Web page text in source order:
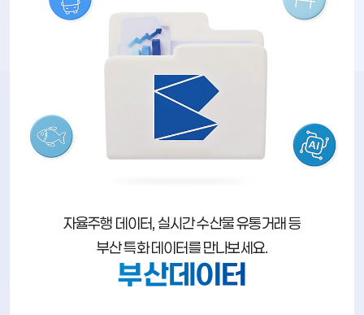
자율주행 데이터, 실시간 수산물 유통거래 등
부산 특화 데이터를 만나보세요.
부산데이터